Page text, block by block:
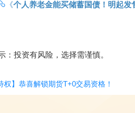
《个人养老金能买储蓄国债！明起
：投资有风险，选择需谨慎。
权】恭喜解锁期货T+0交易资格！